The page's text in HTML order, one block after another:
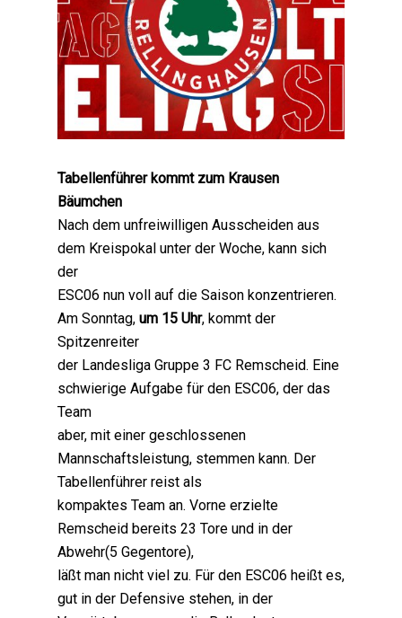
Tabellenführer kommt zum Krausen
Bäumchen
Nach dem unfreiwilligen Ausscheiden aus
dem Kreispokal unter der Woche, kann sich
der
ESC06 nun voll auf die Saison konzentrieren.
Am Sonntag, um 15 Uhr, kommt der
Spitzenreiter
der Landesliga Gruppe 3 FC Remscheid. Eine
schwierige Aufgabe für den ESC06, der das
Team
aber, mit einer geschlossenen
Mannschaftsleistung, stemmen kann. Der
Tabellenführer reist als
kompaktes Team an. Vorne erzielte
Remscheid bereits 23 Tore und in der
Abwehr(5 Gegentore),
läßt man nicht viel zu. Für den ESC06 heißt es,
gut in der Defensive stehen, in der